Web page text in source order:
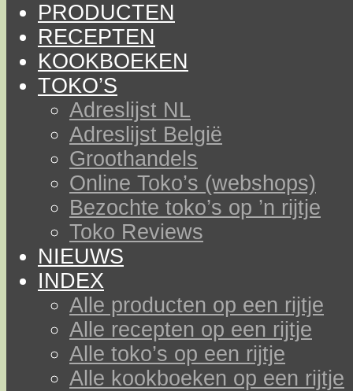
PRODUCTEN
RECEPTEN
KOOKBOEKEN
TOKO’S
Adreslijst NL
Adreslijst België
Groothandels
Online Toko’s (webshops)
Bezochte toko’s op ’n rijtje
Toko Reviews
NIEUWS
INDEX
Alle producten op een rijtje
Alle recepten op een rijtje
Alle toko’s op een rijtje
Alle kookboeken op een rijtje